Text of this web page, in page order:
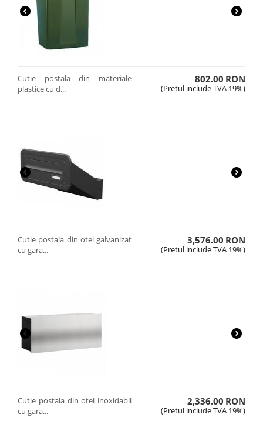
Cutie postala din materiale
plastice cu d...
802.00 RON
(Pretul include TVA 19%)
Cutie postala din otel galvanizat
cu gara...
3,576.00 RON
(Pretul include TVA 19%)
Cutie postala din otel inoxidabil
cu gara...
2,336.00 RON
(Pretul include TVA 19%)